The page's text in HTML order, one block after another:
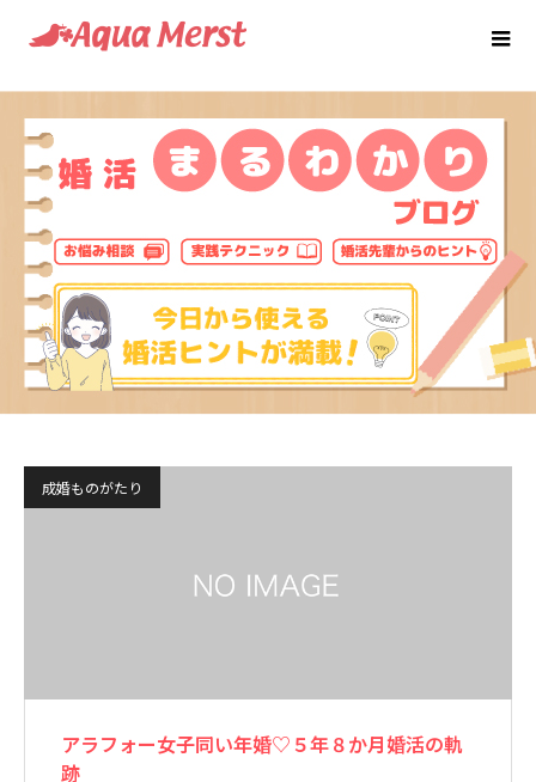
成婚ものがたり
アラフォー女子同い年婚♡５年８か月婚活の軌
跡